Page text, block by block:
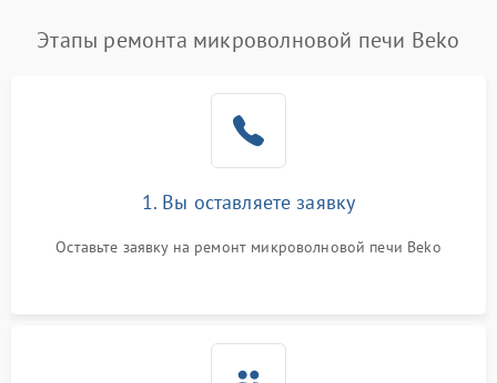
Появление запаха гари Подробнее →
2200 ₽
Не работают сенсорные
1000 ₽
Этапы ремонта микроволновой печи Beko
1. Вы оставляете заявку
Оставьте заявку на ремонт микроволновой печи Beko